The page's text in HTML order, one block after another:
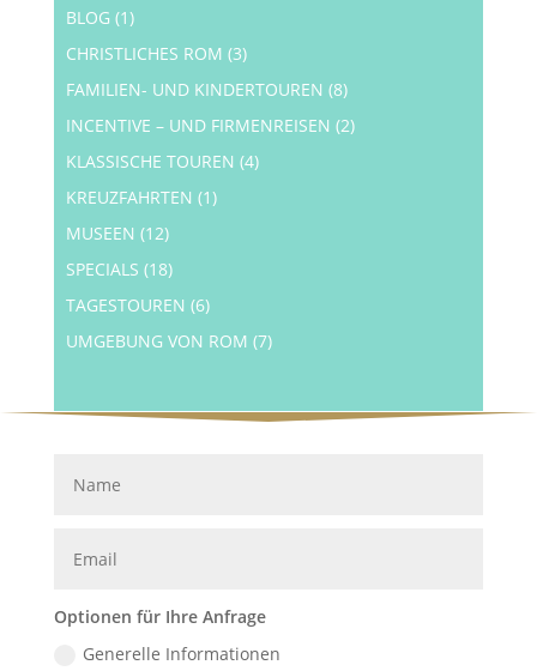
BLOG (1)
CHRISTLICHES ROM (3)
FAMILIEN- UND KINDERTOUREN (8)
INCENTIVE – UND FIRMENREISEN (2)
KLASSISCHE TOUREN (4)
KREUZFAHRTEN (1)
MUSEEN (12)
SPECIALS (18)
TAGESTOUREN (6)
UMGEBUNG VON ROM (7)
Optionen für Ihre Anfrage
Generelle Informationen